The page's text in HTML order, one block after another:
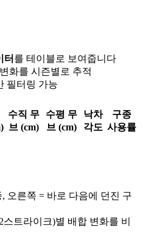
터 를 테이블로 보여줍니다
화를 시즌별로 추적
필터링 가능
수직 무
브 (cm)
수평 무
브 (cm)
낙차
각도
구종
사용률
오른쪽 = 바로 다음에 던진 구
스트라이크)별 배합 변화를 비